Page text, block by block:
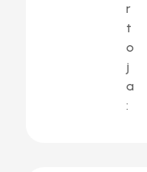
r
t
o
j
a
: